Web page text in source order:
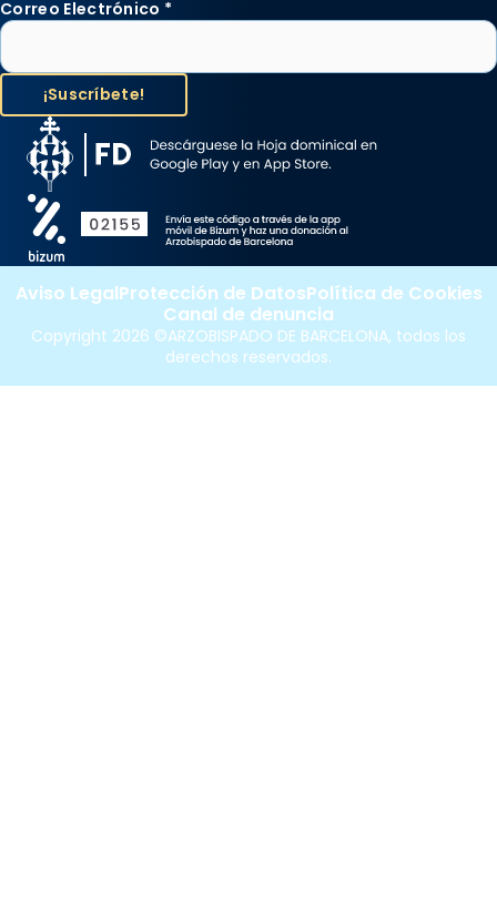
Correo Electrónico *
Copyright 2026 ©ARZOBISPADO DE BARCELONA, todos los
derechos reservados.
Aviso LegalProtección de DatosPolítica de Cookies
Canal de denuncia